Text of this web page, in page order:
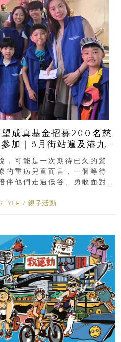
成真基金招募200名慈
加｜8月街站遍及港九
，可能是一次期待已久的驚
的重病兒童而言，一個等待
伴他們走過低谷、勇敢面對
/ 親子活動